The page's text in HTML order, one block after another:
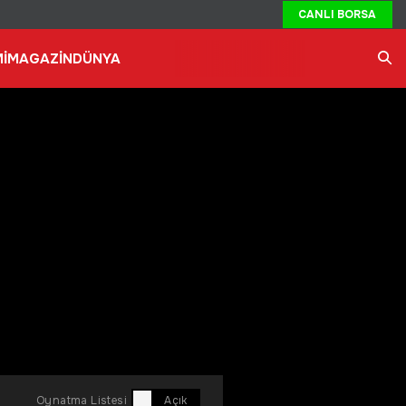
CANLI BORSA
MAGAZİNDÜNYA
Oynatma Listesi